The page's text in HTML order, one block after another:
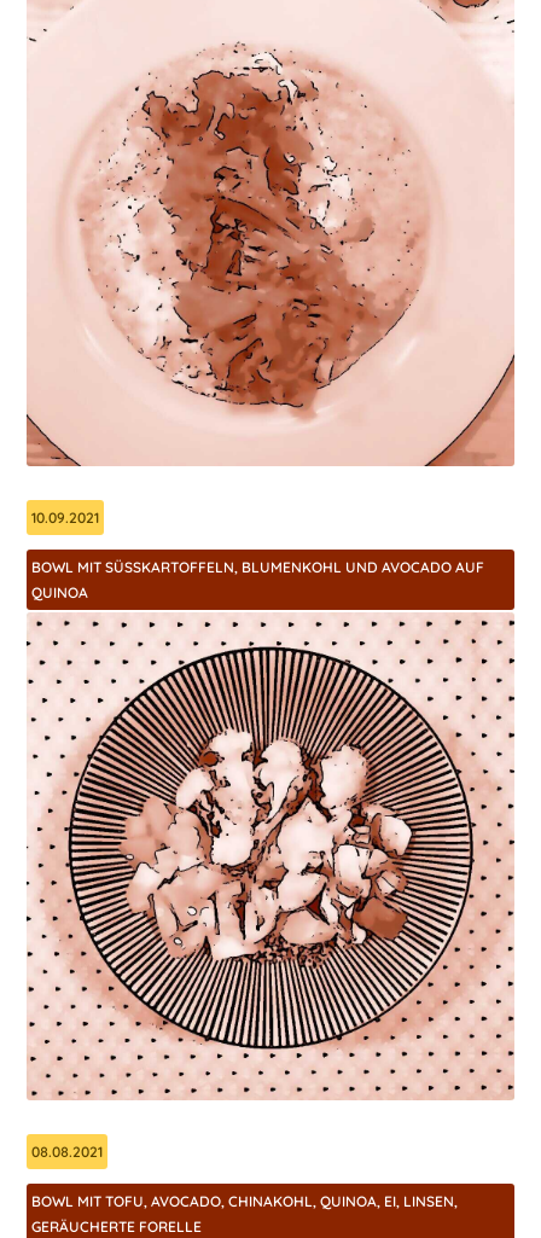
10.09.2021
BOWL MIT SÜSSKARTOFFELN, BLUMENKOHL UND AVOCADO AUF Q
UINOA
08.08.2021
BOWL MIT TOFU, AVOCADO, CHINAKOHL, QUINOA, EI, LINSEN,
GERÄUCHERTE FORELLE